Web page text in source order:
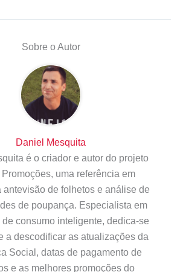
Sobre o Autor
Daniel Mesquita
é o criador e autor do projeto
uma referência em
antevisão de folhetos e análise de
de poupança. Especialista em
consumo inteligente, dedica-se
a descodificar as atualizações da
Social, datas de pagamento de
e as melhores promoções do